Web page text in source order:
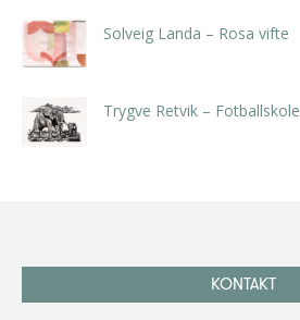
Solveig Landa – Rosa vifte
Trygve Retvik –
KONTAKT